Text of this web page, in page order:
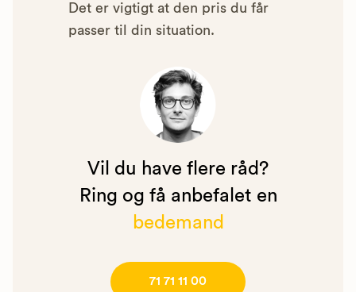
Det er vigtigt at den pris du får
passer til din situation.
Vil du have flere råd?
Ring og få anbefalet en
bedemand
71 71 11 00